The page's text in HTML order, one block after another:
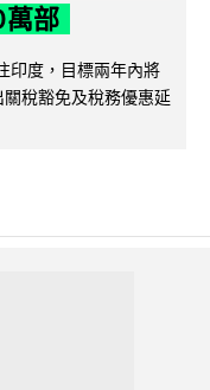
部
印度，目標兩年內將
稅豁免及稅務優惠延